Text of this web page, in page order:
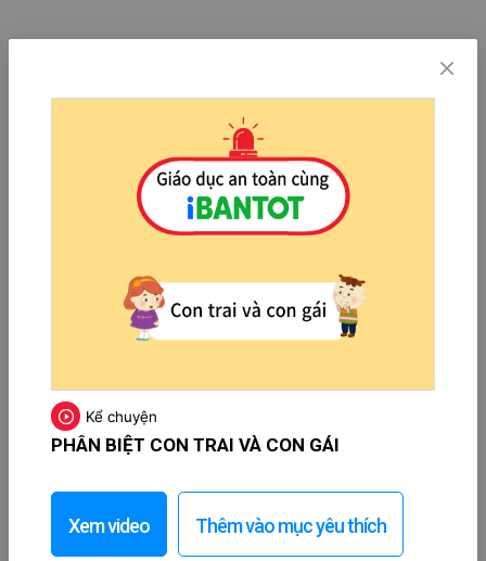
Kể chuyện
PHÂN BIỆT CON TRAI VÀ CON GÁI
Xem video Thêm vào mục yêu thích